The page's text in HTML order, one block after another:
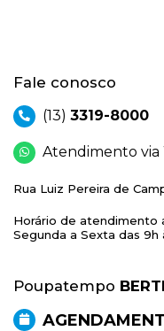
Fale conosco
(13) 3319-8000
Atendimento via
Rua Luiz Pereira de
Horário de atendimento
Segunda a Sexta das 9h
Poupatempo